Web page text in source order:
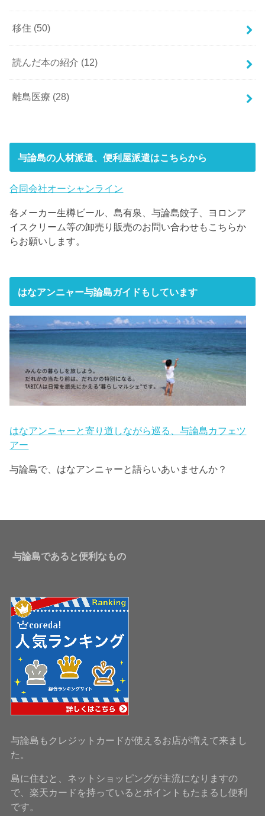
移住 (50)
読んだ本の紹介 (12)
離島医療 (28)
与論島の人材派遣、便利屋派遣はこちらから
合同会社オーシャンライン
各メーカー生樽ビール、島有泉、与論島餃子、ヨロンア
イスクリーム等の卸売り販売のお問い合わせもこちらか
らお願いします。
はなアンニャー与論島ガイドもしています
はなアンニャーと寄り道しながら巡る、与論島カフェツ
アー
与論島で、はなアンニャーと語らいあいませんか？
与論島であると便利なもの
与論島もクレジットカードが使えるお店が増えて来まし
た。
島に住むと、ネットショッピングが主流になりますの
で、楽天カードを持っているとポイントもたまるし便利
です。